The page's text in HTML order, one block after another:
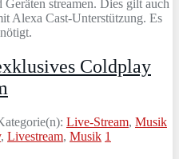
streamen. Dies gilt auch
Alexa Cast-Unterstützung. Es
Coldplay
Live-Stream, Musik
, Livestream, Musik 1